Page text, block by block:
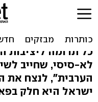
מה
בין ישראל
כל תרומה ליציבות
לא-סיסי, שחייב
הערבית", לנצח את
ישראל היא חלק